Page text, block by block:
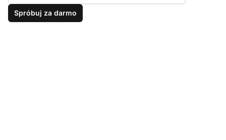
Spróbuj za darmo